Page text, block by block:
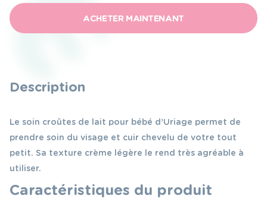
croûtes
de
ACHETER MAINTENANT
Description
Le soin croûtes de lait pour bébé d’Uriage permet de
prendre soin du visage et cuir chevelu de votre tout
petit. Sa texture crème légère le rend très agréable à
utiliser.
Caractéristiques du produit